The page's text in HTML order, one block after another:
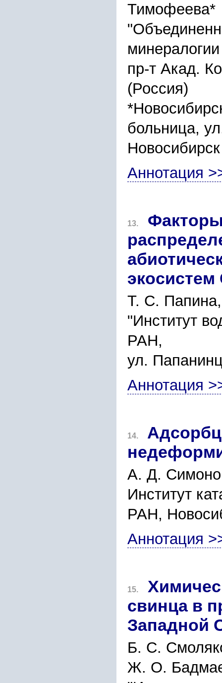
Тимофеева*
пр-т Акад.
(Россия)
больница,
Аннотация
13.
Т. С.
"Институт
РАН,
ул.
Аннотация
14.
А. Д.
Институт
РАН,
Аннотация
15.
свинца в
Западной
Б. С.
Ж. О.